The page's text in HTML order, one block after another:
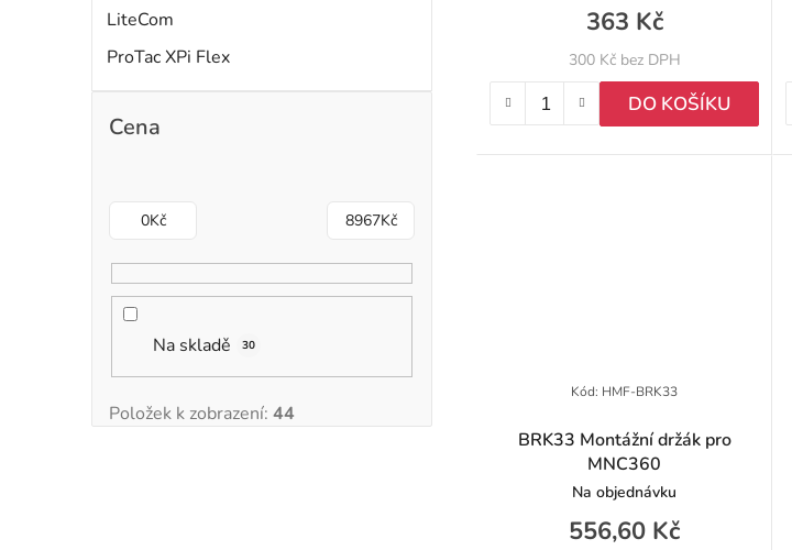
LiteCom
ProTac XPi Flex
Cena
0Kč 8967Kč
Na skladě 30
Položek k zobrazení: 44
t
300 Kč bez DPH
363 Kč
DO KOŠÍKU
BRK33 Montážní držák pro
MNC360
Na objednávku
556,60 Kč
Kód: HMF-BRK33